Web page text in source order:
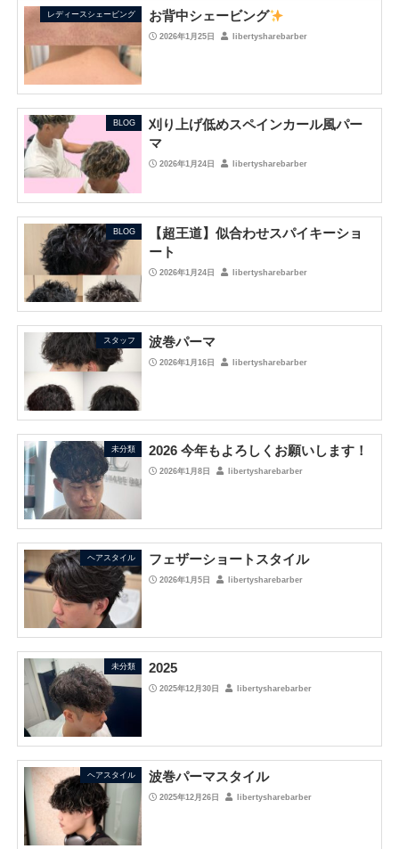
レディースシェービング お背中シェービング
2026年1月25日 libertysharebarber
BLOG
刈り上げ低めスペインカール風パー
マ
2026年1月24日 libertysharebarber
BLOG
【超王道】似合わせスパイキーショ
ート
2026年1月24日 libertysharebarber
スタッフ 波巻パーマ
2026年1月16日 libertysharebarber
未分類 2026 今年もよろしくお願いします！
2026年1月8日 libertysharebarber
ヘアスタイル フェザーショートスタイル
2026年1月5日 libertysharebarber
未分類 2025
2025年12月30日 libertysharebarber
ヘアスタイル 波巻パーマスタイル
2025年12月26日 libertysharebarber